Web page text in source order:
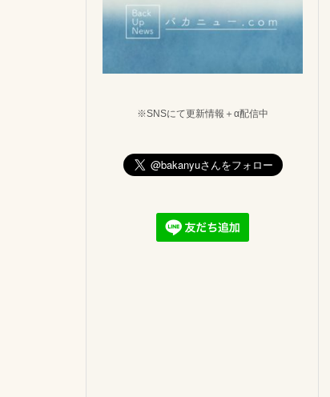
※SNSにて更新情報＋α配信中